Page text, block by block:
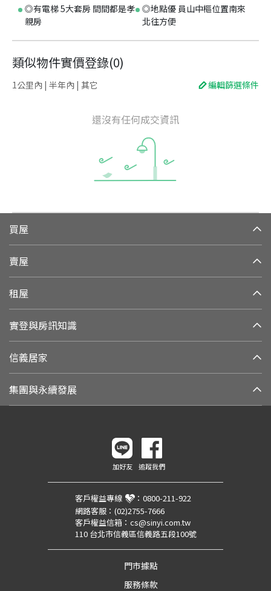
◎有電梯 5大套房 間間都是孝
親房
◎地點優 員山中樞位置南來
北往方便
類似物件實價登錄(0)
1公里內 | 半年內 | 其它 編輯篩選條件
還沒有任何成交資訊
買屋
賣屋
租屋
實登與房訊知識
信義居家
集團與永續發展
加好友 追蹤我們
客戶權益專線 ： 0800-211-922
網路客服： (02)2755-7666
客戶權益信箱： cs@sinyi.com.tw
110 台北市信義區信義路五段100號
門市據點
服務條款